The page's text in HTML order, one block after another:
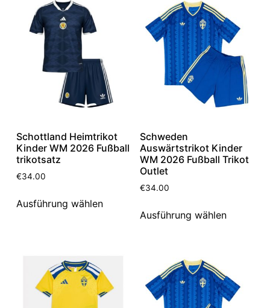
Schottland Heimtrikot
Kinder WM 2026 Fußball
trikotsatz
€34.00
Ausführung wählen
Schweden
Auswärtstrikot Kinder
WM 2026 Fußball Trikot
Outlet
€34.00
Ausführung wählen